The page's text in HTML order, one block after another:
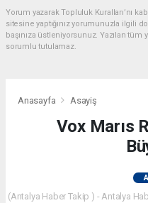
Yorum yazarak Topluluk Kuralları’nı
sitesine yaptığınız yorumunuzla ilgili
başınıza üstleniyorsunuz. Yazılan
sorumlu tutulamaz.
Anasayfa Asayiş
Vox Marıs
(Antalya Haber Takip ) - Antalya